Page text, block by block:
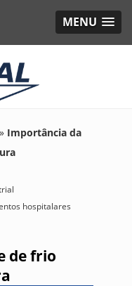
MENU
» Importância da
hospitalares
de frio